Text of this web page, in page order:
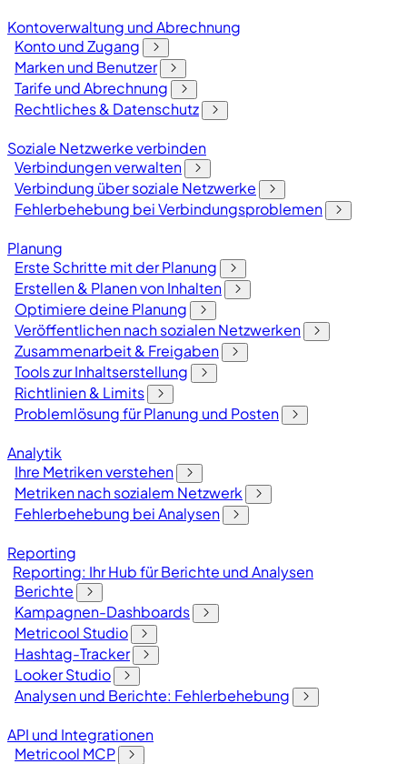
Kontoverwaltung und Abrechnung
Konto und Zugang
Marken und Benutzer
Tarife und Abrechnung
Rechtliches & Datenschutz
Soziale Netzwerke verbinden
Verbindungen verwalten
Verbindung über soziale Netzwerke
Fehlerbehebung bei Verbindungsproblemen
Planung
Erste Schritte mit der Planung
Erstellen & Planen von Inhalten
Optimiere deine Planung
Veröffentlichen nach sozialen Netzwerken
Zusammenarbeit & Freigaben
Tools zur Inhaltserstellung
Richtlinien & Limits
Problemlösung für Planung und Posten
Analytik
Ihre Metriken verstehen
Metriken nach sozialem Netzwerk
Fehlerbehebung bei Analysen
Reporting
Reporting: Ihr Hub für Berichte und Analysen
Berichte
Kampagnen-Dashboards
Metricool Studio
Hashtag-Tracker
Looker Studio
Analysen und Berichte: Fehlerbehebung
API und Integrationen
Metricool MCP